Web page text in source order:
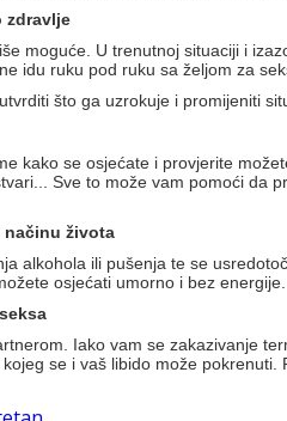
zdravlje
moguće. U trenutnoj situaciji i
idu ruku pod ruku sa željom za
što ga uzrokuje i promijeniti
kako se osjećate i provjerite
Sve to može vam pomoći da
načinu života
alkohola ili pušenja te se
osjećati umorno i bez energije.
Iako vam se zakazivanje
se i vaš libido može